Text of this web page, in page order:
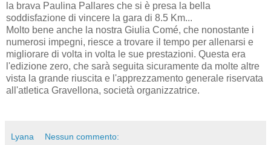
la brava Paulina Pallares che si è presa la bella
soddisfazione di vincere la gara di 8.5 Km...
Molto bene anche la nostra Giulia Comé, che nonostante i
numerosi impegni, riesce a trovare il tempo per allenarsi e
migliorare di volta in volta le sue prestazioni. Questa era
l'edizione zero, che sarà seguita sicuramente da molte altre
vista la grande riuscita e l'apprezzamento generale riservata
all'atletica Gravellona, società organizzatrice.
Lyana Nessun commento: